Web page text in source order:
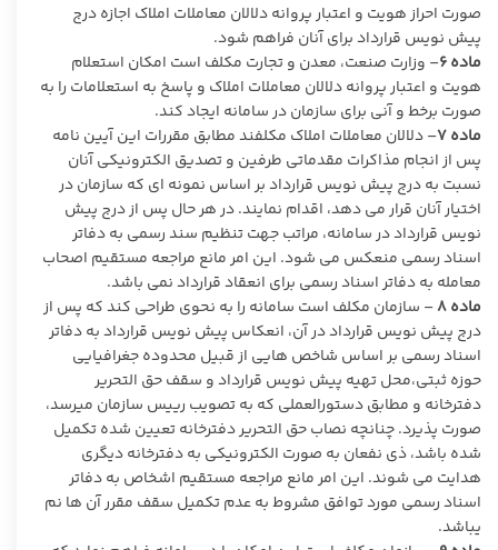
صورت احراز هویت و اعتبار پروانه دلالان معاملات املاک اجازه درج
پیش نویس قرارداد برای آنان فراهم شود.
ماده۶– وزارت صنعت، معدن و تجارت مکلف است امکان استعلام
هویت و اعتبار پروانه دلالان معاملات املاک و پاسخ به استعلامات را به
صورت برخط و آنی برای سازمان در سامانه ایجاد کند.
ماده۷– دلالان معاملات املاک مکلفند مطابق مقررات این آیین نامه
پس از انجام مذاکرات مقدماتی طرفین و تصدیق الکترونیکی آنان
نسبت به درج پیش نویس قرارداد بر اساس نمونه ای که سازمان در
اختیار آنان قرار می دهد، اقدام نمایند. در هر حال پس از درج پیش
نویس قرارداد در سامانه، مراتب جهت تنظیم سند رسمی به دفاتر
اسناد رسمی منعکس می شود. این امر مانع مراجعه مستقیم اصحاب
معامله به دفاتر اسناد رسمی برای انعقاد قرارداد نمی باشد.
ماده۸ – سازمان مکلف است سامانه را به نحوی طراحی کند که پس از
درج پیش نویس قرارداد در آن، انعکاس پیش نویس قرارداد به دفاتر
اسناد رسمی بر اساس شاخص هایی از قبیل محدوده جغرافیایی
حوزه ثبتی،محل تهیه پیش نویس قرارداد و سقف حق التحریر
دفترخانه و مطابق دستورالعملی که به تصویب رییس سازمان میرسد،
صورت پذیرد. چنانچه نصاب حق التحریر دفترخانه تعیین شده تکمیل
شده باشد، ذی نفعان به صورت الکترونیکی به دفترخانه دیگری
هدایت می شوند. این امر مانع مراجعه مستقیم اشخاص به دفاتر
اسناد رسمی مورد توافق مشروط به عدم تکمیل سقف مقرر آن ها نم
یباشد.